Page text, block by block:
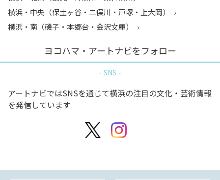
横浜・中央（保土ヶ谷・二俣川・戸塚・上大岡）
横浜・南（磯子・本郷台・金沢文庫）
ヨコハマ・アートナビをフォロー
SNS
アートナビではSNSを通じて横浜の注目の文化・芸術情報
を発信しています